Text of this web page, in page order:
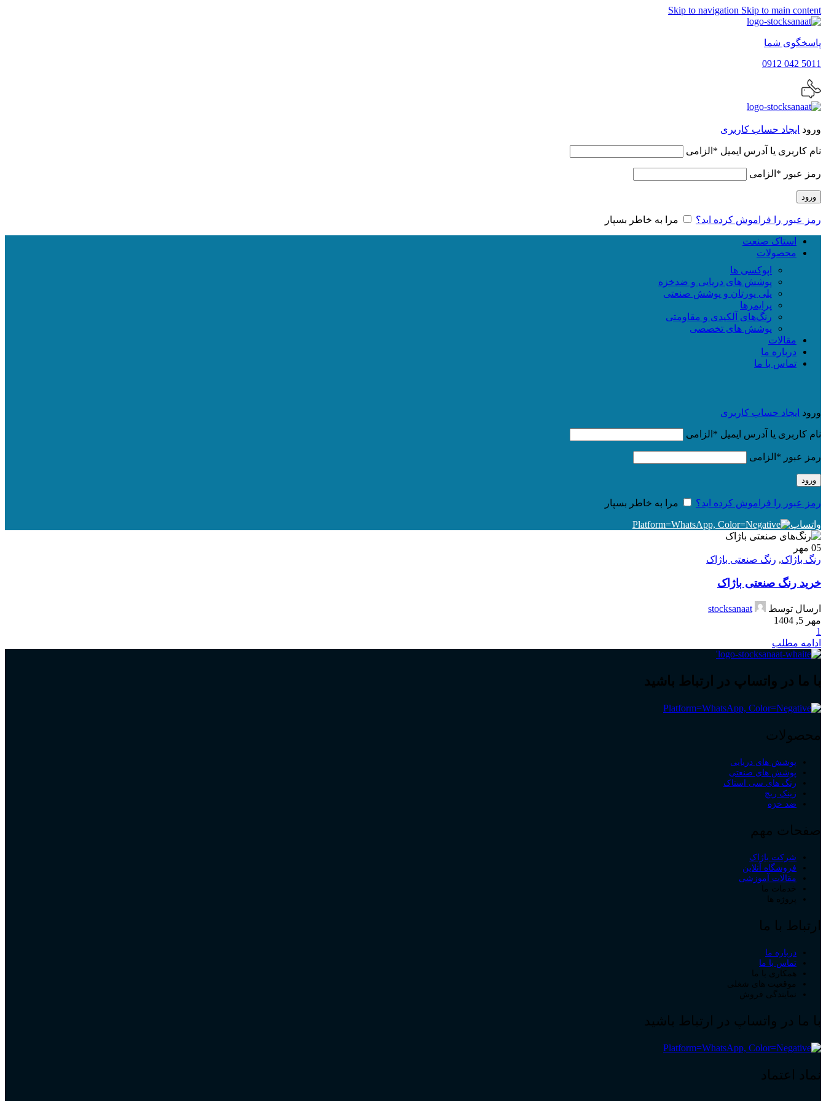
Skip to navigation Skip to main content
پاسخگوی شما
5011 042 0912
ورود ایجاد حساب کاربری
نام کاربری یا آدرس ایمیل * الزامی
رمز عبور * الزامی
ورود
رمز عبور را فراموش کرده اید؟ مرا به خاطر بسپار
استاک صنعت
محصولات
اپوکسی ها
پوشش های دریایی و ضدخزه
پلی یورتان و پوشش صنعتی
پرایمرها
رنگ‌های آلکیدی و مقاومتی
پوشش های تخصصی
مقالات
درباره ما
تماس با ما
ورود ایجاد حساب کاربری
نام کاربری یا آدرس ایمیل * الزامی
رمز عبور * الزامی
ورود
رمز عبور را فراموش کرده اید؟ مرا به خاطر بسپار
واتساپ
05 مهر
رنگ باژاک, رنگ صنعتی باژاک
خرید رنگ صنعتی باژاک
ارسال توسط
stocksanaat
مهر 5, 1404
1
ادامه مطلب
با ما در واتساپ در ارتباط باشید
محصولات
پوشش های دریایی
پوشش های صنعتی
رنگ های سی استاک
زینک ریچ
ضد خزه
صفحات مهم
شرکت باژاک
فروشگاه آنلاین
مقالات آموزشی
خدمات ما
پروژه ها
ارتباط با ما
درباره ما
تماس با ما
همکاری با ما
موقعیت های شغلی
نمایندگی فروش
با ما در واتساپ در ارتباط باشید
نماد اعتماد